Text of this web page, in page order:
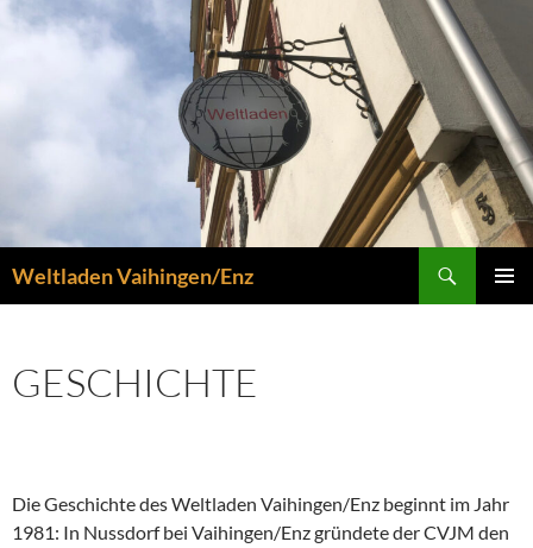
Zum
Inhalt
Weltladen Vaihingen/Enz
GESCHICHTE
Die Geschichte des Weltladen Vaihingen/Enz beginnt im Jahr
1981: In Nussdorf bei Vaihingen/Enz gründete der CVJM den